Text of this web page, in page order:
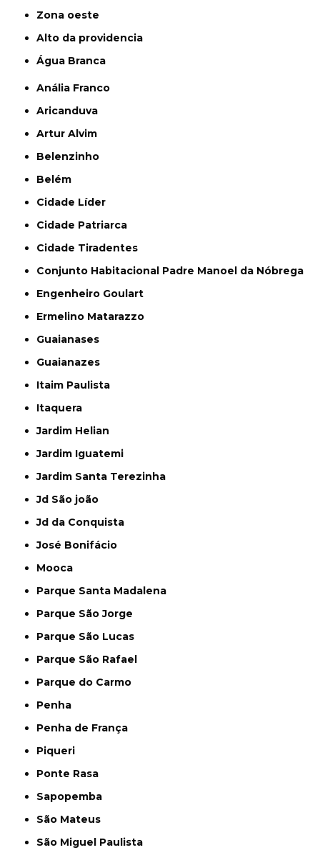
Zona oeste
alto da providencia
Água Branca
Anália Franco
Aricanduva
Artur Alvim
Belenzinho
Belém
Cidade Líder
Cidade Patriarca
Cidade Tiradentes
Conjunto Habitacional Padre Manoel da Nóbrega
Engenheiro Goulart
Ermelino Matarazzo
Guaianases
Guaianazes
Itaim Paulista
Itaquera
Jardim Helian
Jardim Iguatemi
Jardim Santa Terezinha
Jd São joão
Jd da Conquista
José Bonifácio
Mooca
Parque Santa Madalena
Parque São Jorge
Parque São Lucas
Parque São Rafael
Parque do Carmo
Penha
Penha de França
Piqueri
Ponte Rasa
Sapopemba
São Mateus
São Miguel Paulista